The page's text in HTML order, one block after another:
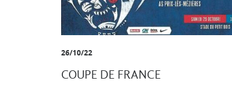
26/10/22
COUPE DE FRANCE